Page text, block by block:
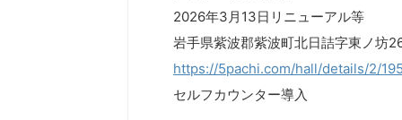
2026年3月13日リニューアル等
岩手県紫波郡紫波町北日詰字東ノ坊
https://5pachi.com/hall/details/2/
セルフカウンター導入